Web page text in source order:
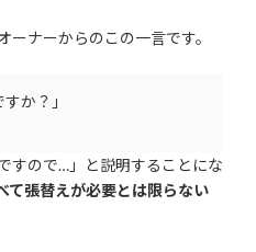
ナーからのこの一言です。
か？」
すので…」と説明することにな
て張替えが必要とは限らない